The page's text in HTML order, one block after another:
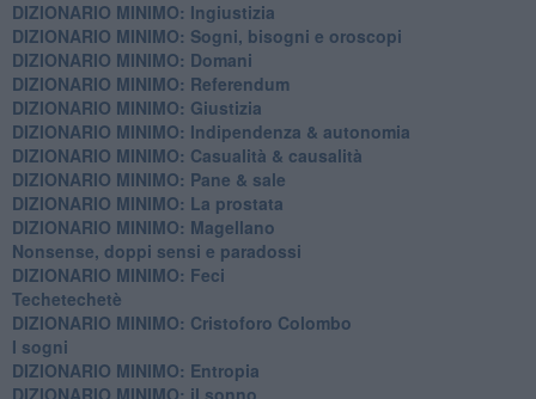
DIZIONARIO MINIMO: ​Ingiustizia
DIZIONARIO MINIMO: ​Sogni, bisogni e oroscopi
DIZIONARIO MINIMO: Domani
DIZIONARIO MINIMO: Referendum
DIZIONARIO MINIMO: Giustizia
DIZIONARIO MINIMO: ​Indipendenza & autonomia
DIZIONARIO MINIMO: ​Casualità & causalità
​DIZIONARIO MINIMO: Pane & sale
DIZIONARIO MINIMO: La prostata
​DIZIONARIO MINIMO: Magellano
Nonsense, doppi sensi e paradossi
DIZIONARIO MINIMO: Feci
Techetechetè
DIZIONARIO MINIMO: Cristoforo Colombo
I sogni
DIZIONARIO MINIMO: Entropia
DIZIONARIO MINIMO: il sonno